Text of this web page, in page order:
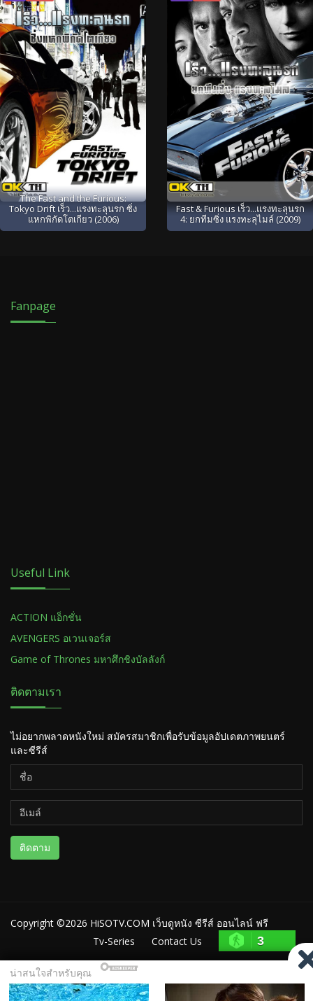
The Fast and the Furious:
Tokyo Drift เร็ว...แรงทะลุนรก ซิ่ง
แหกพิกัดโตเกียว (2006)
Fast & Furious เร็ว...แรงทะลุนรก
4: ยกทีมซิ่ง แรงทะลุไมล์ (2009)
Fanpage
Useful Link
ACTION แอ็กชั่น
AVENGERS อเวนเจอร์ส
Game of Thrones มหาศึกชิงบัลลังก์
ติดตามเรา
ไม่อยากพลาดหนังใหม่ สมัครสมาชิกเพื่อรับข้อมูลอัปเดตภาพยนตร์
และซีรีส์
ติดตาม
Copyright ©2026 HiSOTV.COM เว็บดูหนัง ซีรีส์ ออนไลน์ ฟรี
Tv-Series
Contact Us 3